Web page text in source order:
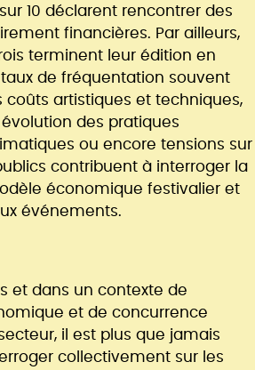
10 déclarent rencontrer des
financières. Par ailleurs,
terminent leur édition en
de fréquentation souvent
coûts artistiques et techniques,
des pratiques
ou encore tensions sur
contribuent à interroger la
économique festivalier et
événements.
et dans un contexte de
et de concurrence
il est plus que jamais
collectivement sur les